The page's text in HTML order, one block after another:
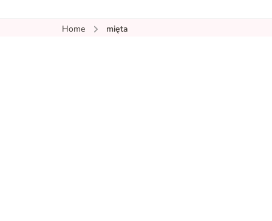
Home mięta